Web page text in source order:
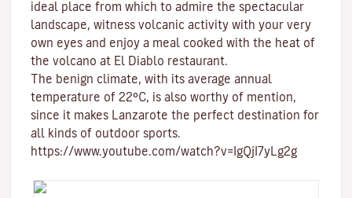
ideal place from which to admire the spectacular
landscape, witness volcanic activity with your very
own eyes and enjoy a meal cooked with the heat of
the volcano at El Diablo restaurant.
The benign climate, with its average annual
temperature of 22ºC, is also worthy of mention,
since it makes Lanzarote the perfect destination for
all kinds of outdoor sports.
https://www.youtube.com/watch?v=IgQjI7yLg2g